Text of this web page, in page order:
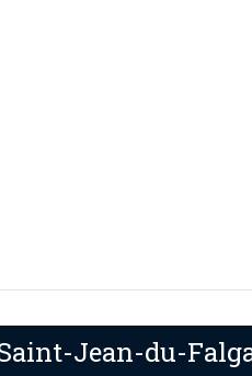
Jean-du-